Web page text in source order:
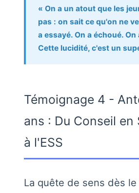
« On a un atout que les
pas : on sait ce qu'on ne
a essayé. On a échoué.
Cette lucidité, c'est un
Témoignage 4 -
ans : Du Conseil en
à l'ESS
La quête de sens dès